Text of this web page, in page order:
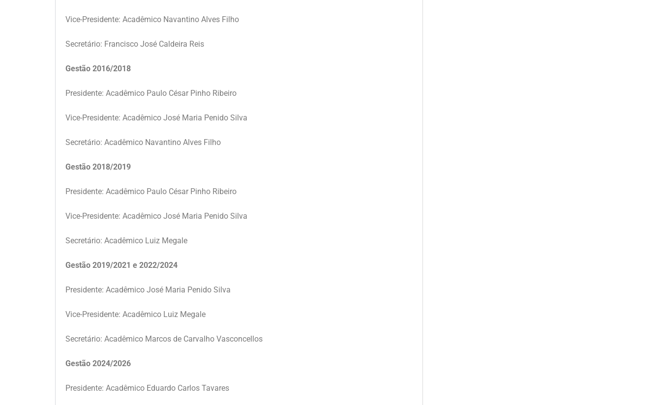
Vice-Presidente: Acadêmico Navantino Alves Filho
Secretário: Francisco José Caldeira Reis
Gestão 2016/2018
Presidente: Acadêmico Paulo César Pinho Ribeiro
Vice-Presidente: Acadêmico José Maria Penido Silva
Secretário: Acadêmico Navantino Alves Filho
Gestão 2018/2019
Presidente: Acadêmico Paulo César Pinho Ribeiro
Vice-Presidente: Acadêmico José Maria Penido Silva
Secretário: Acadêmico Luiz Megale
Gestão 2019/2021 e 2022/2024
Presidente: Acadêmico José Maria Penido Silva
Vice-Presidente: Acadêmico Luiz Megale
Secretário: Acadêmico Marcos de Carvalho Vasconcellos
Gestão 2024/2026
Presidente: Acadêmico Eduardo Carlos Tavares